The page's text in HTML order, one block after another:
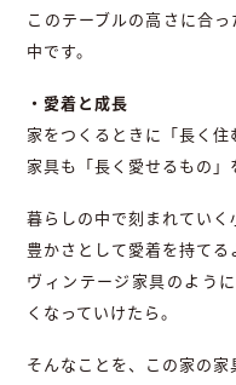
このテーブルの高さに合
中です。
・愛着と成長
家をつくるときに「長く住
家具も「長く愛せるもの」
暮らしの中で刻まれていく
豊かさとして愛着を持てる
ヴィンテージ家具のよう
くなっていけたら。
そんなことを、この家の家